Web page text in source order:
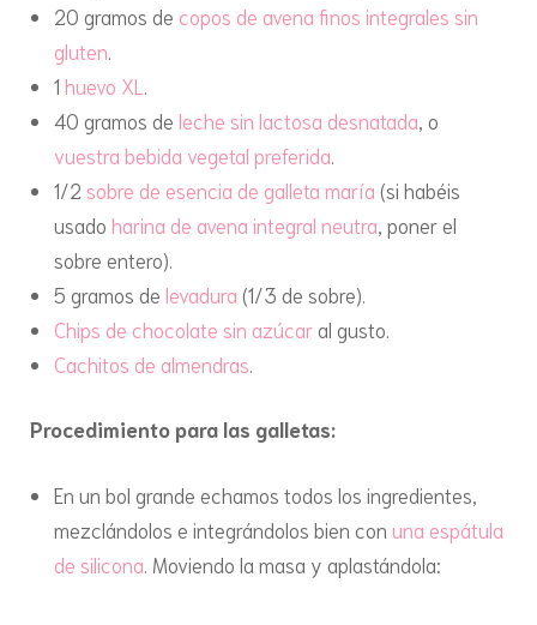
20 gramos de copos de avena finos integrales sin
gluten
1 huevo XL
40 gramos de leche sin lactosa desnatada , o
vuestra bebida vegetal preferida
1/2 sobre de esencia de galleta maría (si habéis
usado harina de avena integral neutra , poner el
sobre entero).
5 gramos de levadura (1/3 de sobre).
Chips de chocolate sin azúcaral gusto.
Cachitos de almendras
Procedimiento para las galletas:
En un bol grande echamos todos los ingredientes,
mezclándolos e integrándolos bien con una espátula
de silicona . Moviendo la masa y aplastándola: